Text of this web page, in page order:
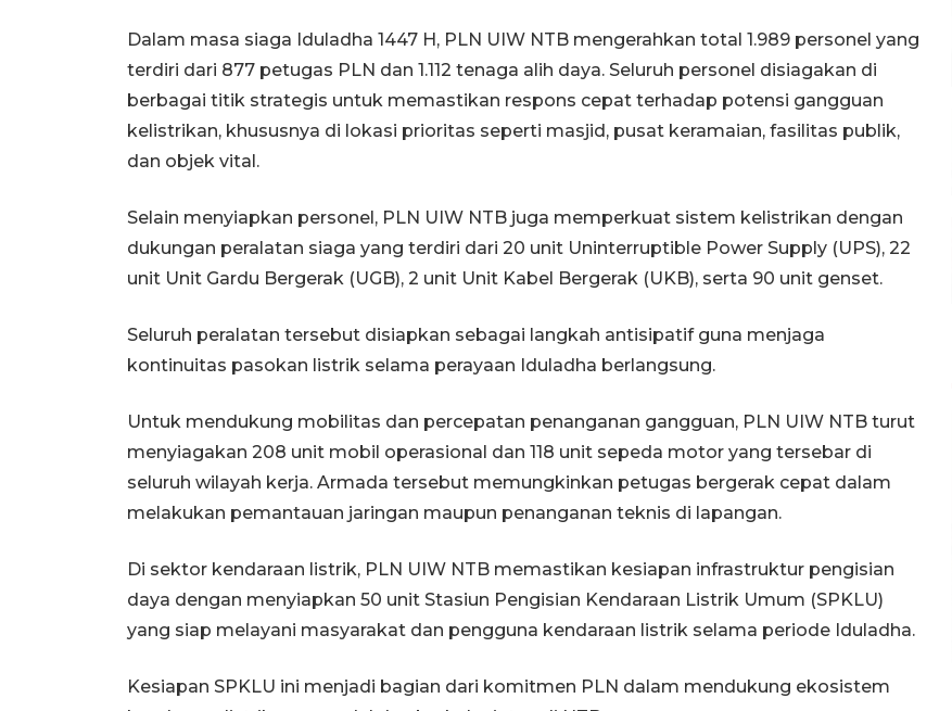
Dalam masa siaga Iduladha 1447 H, PLN UIW NTB mengerahkan total 1.989 personel yang
terdiri dari 877 petugas PLN dan 1.112 tenaga alih daya. Seluruh personel disiagakan di
berbagai titik strategis untuk memastikan respons cepat terhadap potensi gangguan
kelistrikan, khususnya di lokasi prioritas seperti masjid, pusat keramaian, fasilitas publik,
dan objek vital.
Selain menyiapkan personel, PLN UIW NTB juga memperkuat sistem kelistrikan dengan
dukungan peralatan siaga yang terdiri dari 20 unit Uninterruptible Power Supply (UPS), 22
unit Unit Gardu Bergerak (UGB), 2 unit Unit Kabel Bergerak (UKB), serta 90 unit genset.
Seluruh peralatan tersebut disiapkan sebagai langkah antisipatif guna menjaga
kontinuitas pasokan listrik selama perayaan Iduladha berlangsung.
Untuk mendukung mobilitas dan percepatan penanganan gangguan, PLN UIW NTB turut
menyiagakan 208 unit mobil operasional dan 118 unit sepeda motor yang tersebar di
seluruh wilayah kerja. Armada tersebut memungkinkan petugas bergerak cepat dalam
melakukan pemantauan jaringan maupun penanganan teknis di lapangan.
Di sektor kendaraan listrik, PLN UIW NTB memastikan kesiapan infrastruktur pengisian
daya dengan menyiapkan 50 unit Stasiun Pengisian Kendaraan Listrik Umum (SPKLU)
yang siap melayani masyarakat dan pengguna kendaraan listrik selama periode Iduladha.
Kesiapan SPKLU ini menjadi bagian dari komitmen PLN dalam mendukung ekosistem